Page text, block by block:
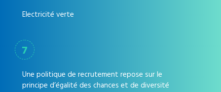
Electricité verte
7
Une politique de recrutement repose sur le
principe d’égalité des chances et de diversité